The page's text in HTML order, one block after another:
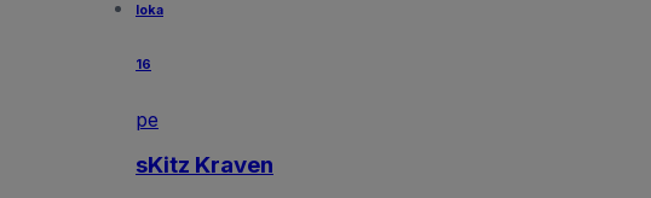
loka
16
pe
sKitz Kraven